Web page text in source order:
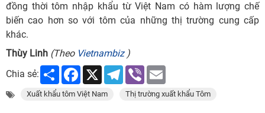
đồng thời tôm nhập khẩu từ Việt Nam có hàm lượng chế
biến cao hơn so với tôm của những thị trường cung cấp
khác.
Thùy Linh (Theo Vietnambiz)
Chia sẻ:
Share Facebook
X Telegram
Viber
Xuất khẩu tôm Việt Nam Thị trường xuất khẩu Tôm